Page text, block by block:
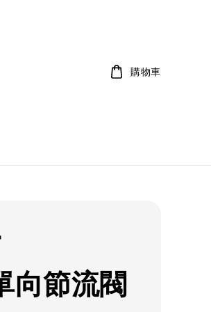
購物車
節流閥